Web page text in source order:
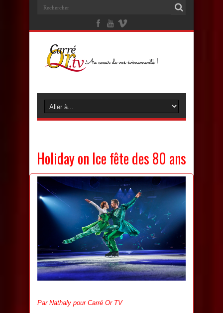
Holiday on Ice fête des 80 ans
Par Nathaly pour Carré Or TV